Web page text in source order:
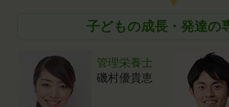
子どもの成長・発達の
管理栄養士
磯村優貴恵